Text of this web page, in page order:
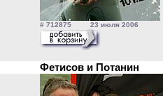
# 712875 23 июля 2006
Фетисов и Потанин